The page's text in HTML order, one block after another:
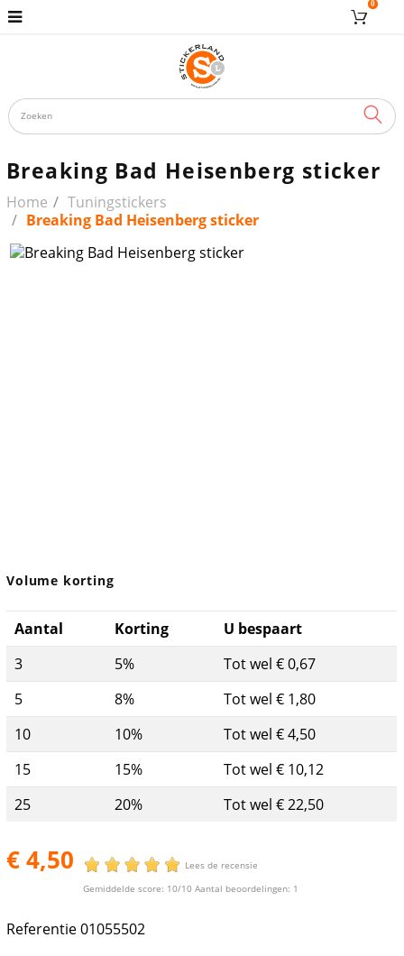
0
Breaking Bad Heisenberg sticker
Home
Tuningstickers
Breaking Bad Heisenberg sticker
Volume korting
Aantal Korting
U bespaart
3
5%
Tot wel € 0,67
5
8%
Tot wel € 1,80
10
10%
Tot wel € 4,50
15
15%
Tot wel € 10,12
25
20% Tot wel € 22,50
€ 4,50
Lees de recensie
Gemiddelde score: 10/10 Aantal beoordelingen: 1
Referentie01055502